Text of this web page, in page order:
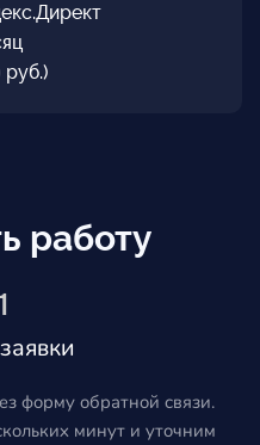
работу
форму обратной связи.
минут и уточним